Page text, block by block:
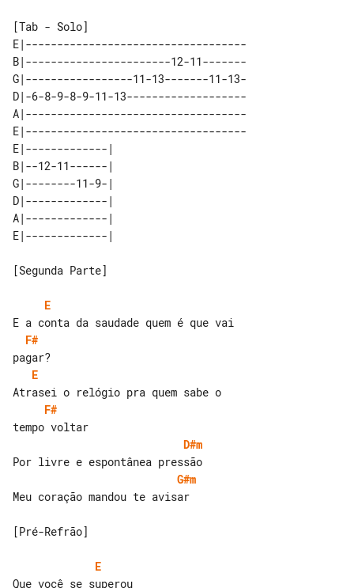
[Tab - Solo]
E|-----------------------------------
B|-----------------------12-11-------
G|-----------------11-13-------11-13-
D|-6-8-9-8-9-11-13-------------------
A|-----------------------------------
E|-----------------------------------
E|-------------|
B|--12-11------|
G|--------11-9-|
D|-------------|
A|-------------|
[Segunda Parte]
E
F#
E
F#
D#m
G#m
Meu coração mandou te avisar
[Pré-Refrão]
E